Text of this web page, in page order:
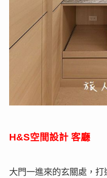
H&S空間設計 客廳
大門一進來的玄關處，打